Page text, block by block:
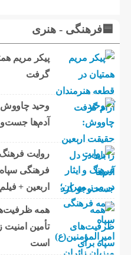
🟦فرهنگی - هنری
پیکر مریم
گرفت
وحید چاووش:
آدم‌ها
روایت فرهنگ
فرهنگی سپاه
اربعین + فیلم
همه
تأمین امنیت
است